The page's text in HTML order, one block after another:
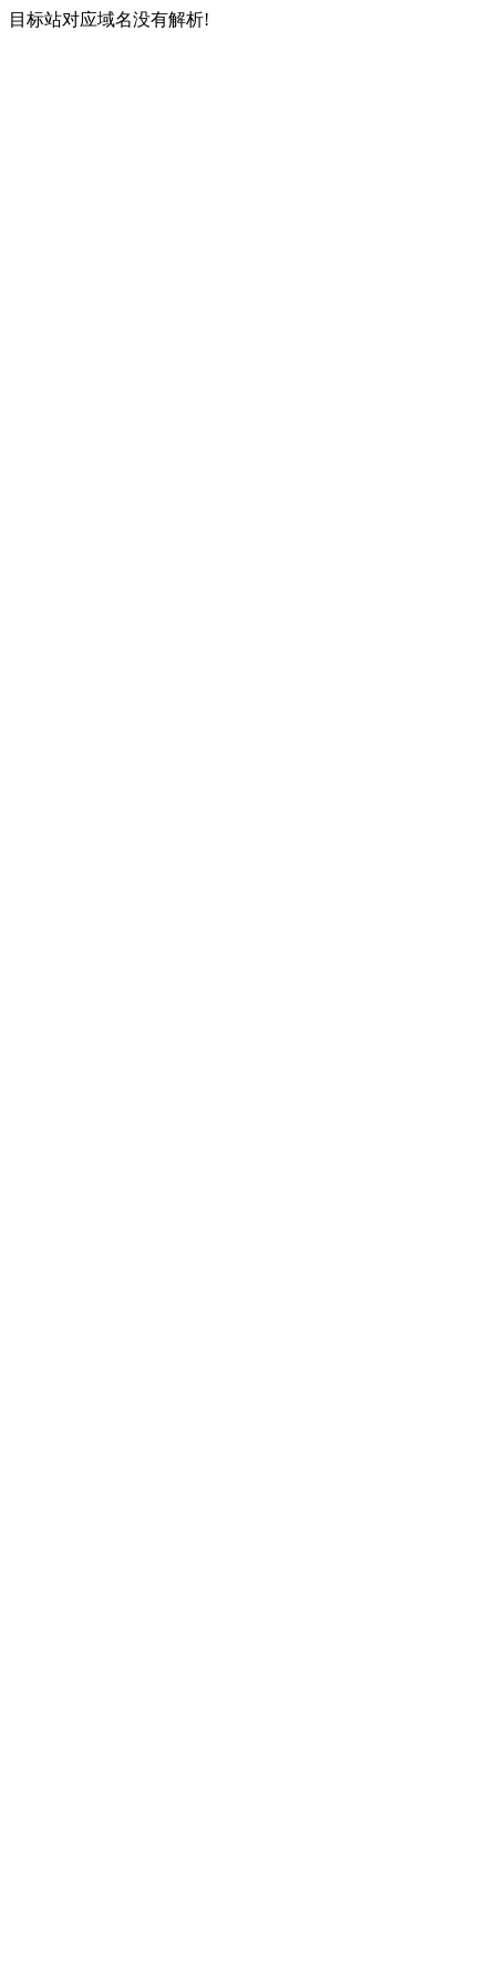
目标站对应域名没有解析!